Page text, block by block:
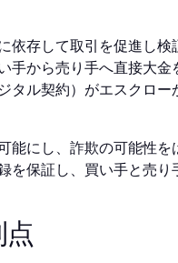
存して取引を促進し検
手から売り手へ直接大金
タル契約）がエスクロー
能にし、詐欺の可能性を
を保証し、買い手と売り